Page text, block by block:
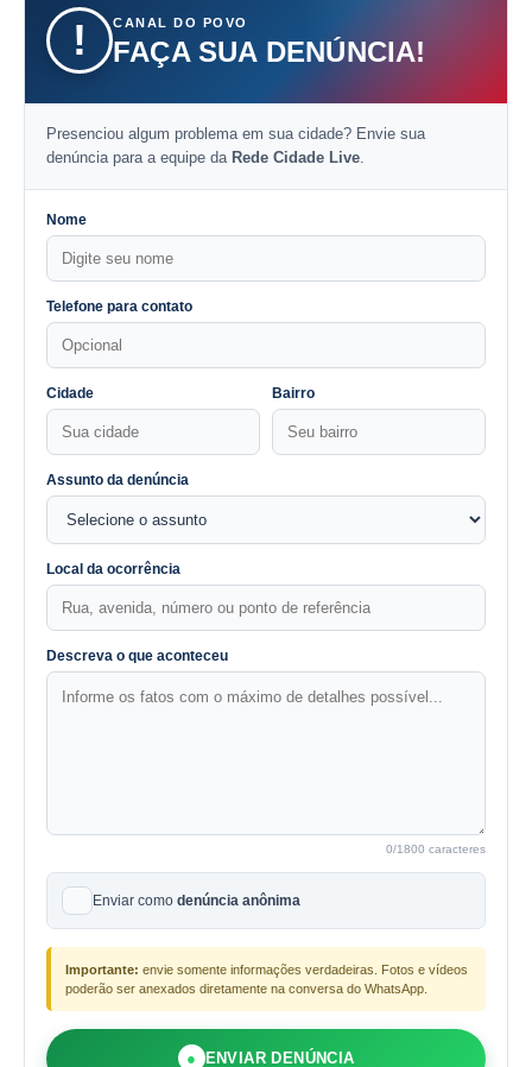
! CANAL DO POVO
FAÇA SUA DENÚNCIA!
Presenciou algum problema em sua cidade? Envie sua
denúncia para a equipe da Rede Cidade Live
Nome
Telefone para contato
Cidade Bairro
Assunto da denúncia
Local da ocorrência
Descreva o que aconteceu
0/1800 caracteres
Enviar como denúncia anônima
Importante: envie somente informações verdadeiras. Fotos e vídeos
poderão ser anexados diretamente na conversa do WhatsApp.
● ENVIAR DENÚNCIA